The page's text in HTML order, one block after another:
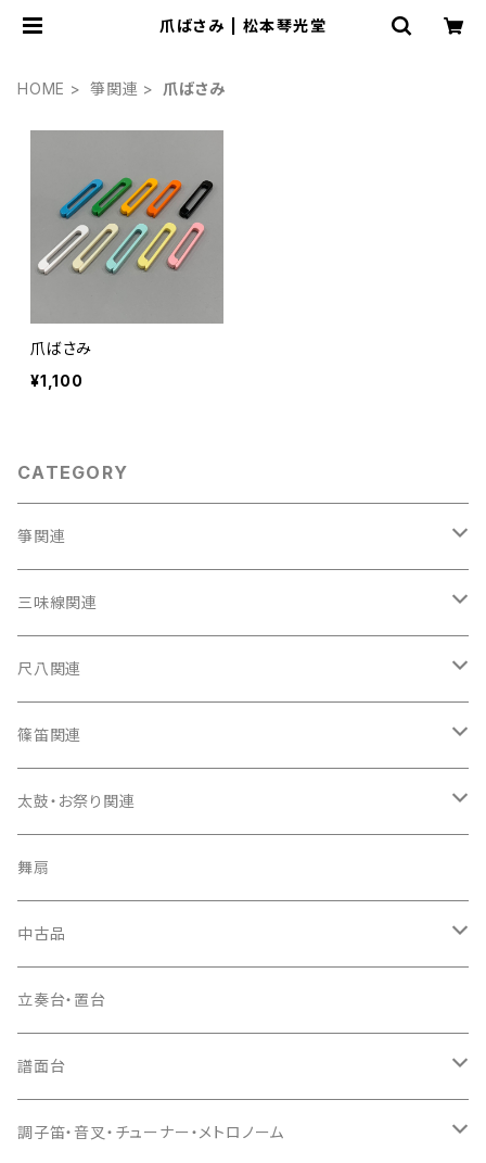
爪ばさみ | 松本琴光堂
HOME 箏関連 爪ばさみ
爪ばさみ
¥1,100
CATEGORY
箏関連
箏（本体）
箏カバー
箏袋
口前袋・尾布
爪・爪輪
爪入
爪駒入
猫足入
爪ばさみ
三味線関連
三味線（本体）
三味線ケース
長トランク・三ツ折トランク
ソフトケース
雨用カバー
長袋・三ツ組袋・胴袋
胴掛
根緒
糸
(丸三) 寿糸
駒
尺八関連
尺八（本体）
尺八袋
歌口キャップ
つゆ切り
篠笛関連
篠笛（本体）
お祭り用６穴
お祭り用７穴
篠笛袋
太鼓・お祭り関連
太鼓（本体）
太鼓撥
手拍子（チャンチャン）
当り鉦
シュモク（当り鉦バチ）
舞扇
中古品
箏（本体）
三味線（本体）
立奏台・置台
譜面台
座奏用譜面台
調子笛・音叉・チューナー・メトロノーム